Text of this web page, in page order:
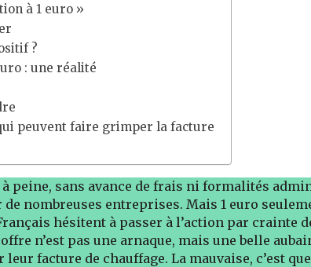
à 1 euro »
?
: une réalité
peuvent faire grimper la facture
peine, sans avance de frais ni formalités
nombreuses entreprises. Mais 1 euro
hésitent à passer à l’action par crainte
n’est pas une arnaque, mais une belle
facture de chauffage. La mauvaise, c’est